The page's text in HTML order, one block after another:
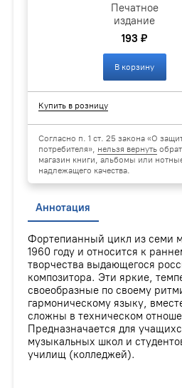
Печатное
издание
193 ₽
В корзину
Купить в розницу
Согласно п. 1 ст. 25 закона «О
потребителя», нельзя вернуть
магазин книги, альбомы или
надлежащего качества.
Аннотация
Фортепианный цикл из семи
1960 году и относится к
творчества выдающегося
композитора. Эти яркие,
своеобразные по своему
гармоническому языку,
сложны в техническом
Предназначается для
музыкальных школ и
училищ (колледжей).